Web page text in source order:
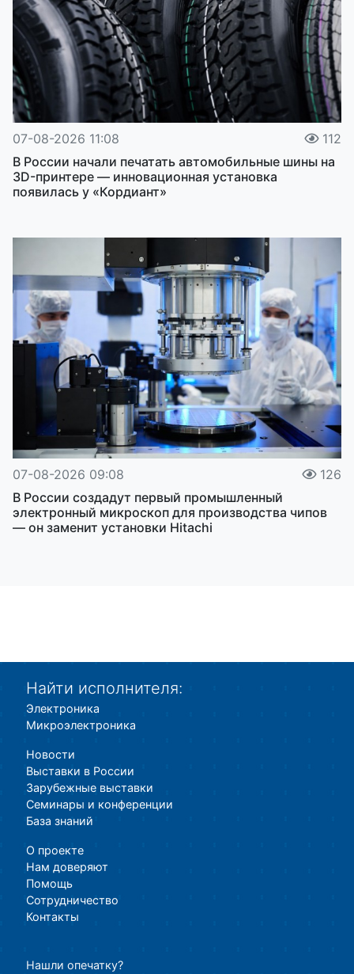
07-08-2026 11:08
112
В России начали печатать автомобильные шины на
3D-принтере — инновационная установка
появилась у «Кордиант»
07-08-2026 09:08
126
В России создадут первый промышленный
электронный микроскоп для производства чипов
— он заменит установки Hitachi
Найти исполнителя:
Электроника
Микроэлектроника
Новости
Выставки в России
Зарубежные выставки
Семинары и конференции
База знаний
О проекте
Нам доверяют
Помощь
Сотрудничество
Контакты
Нашли опечатку?